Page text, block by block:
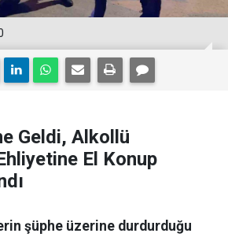
Geldi, Alkollü
El Konup
şüphe üzerine durdurduğu